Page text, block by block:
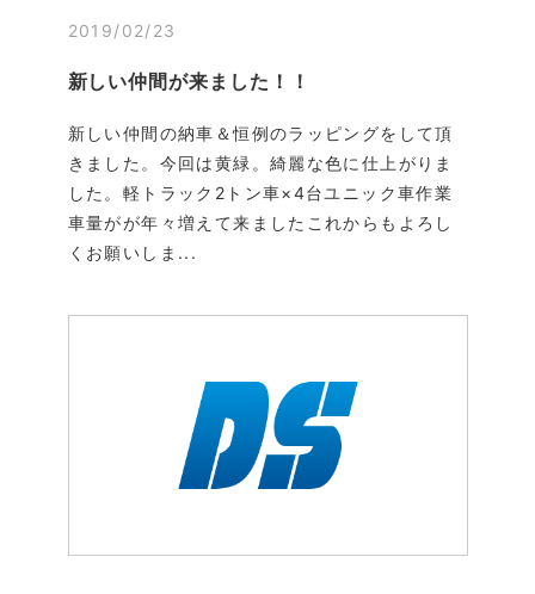
2019/02/23
新しい仲間が来ました！！
新しい仲間の納車＆恒例のラッピングをして頂
きました。今回は黄緑。綺麗な色に仕上がりま
した。軽トラック2トン車×4台ユニック車作業
車量がが年々増えて来ましたこれからもよろし
くお願いしま...